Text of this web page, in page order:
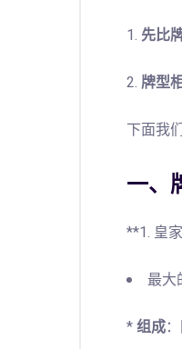
1. 先比
2. 牌型
下面我
一、
**1. 皇
最大
*组成